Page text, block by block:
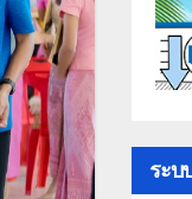
ระบ